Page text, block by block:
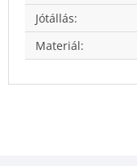
Jótállás:
Materiál: